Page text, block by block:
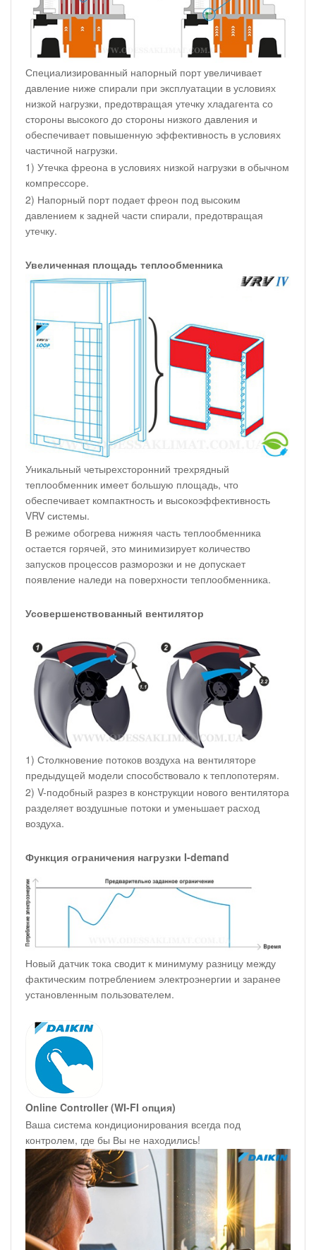
Специализированный напорный порт увеличивает
давление ниже спирали при эксплуатации в условиях
низкой нагрузки, предотвращая утечку хладагента со
стороны высокого до стороны низкого давления и
обеспечивает повышенную эффективность в условиях
частичной нагрузки.
1) Утечка фреона в условиях низкой нагрузки в обычном
компрессоре.
2) Напорный порт подает фреон под высоким
давлением к задней части спирали, предотвращая
утечку.
Увеличенная площадь теплообменника
Уникальный четырехсторонний трехрядный
теплообменник имеет большую площадь, что
обеспечивает компактность и высокоэффективность
VRV системы.
В режиме обогрева нижняя часть теплообменника
остается горячей, это минимизирует количество
запусков процессов разморозки и не допускает
появление наледи на поверхности теплообменника.
Усовершенствованный вентилятор
1) Столкновение потоков воздуха на вентиляторе
предыдущей модели способствовало к теплопотерям.
2) V-подобный разрез в конструкции нового вентилятора
разделяет воздушные потоки и уменьшает расход
воздуха.
Функция ограничения нагрузки I-demand
Новый датчик тока сводит к минимуму разницу между
фактическим потреблением электроэнергии и заранее
установленным пользователем.
Online Controller (WI-FI опция)
Ваша система кондиционирования всегда под
контролем, где бы Вы не находились!